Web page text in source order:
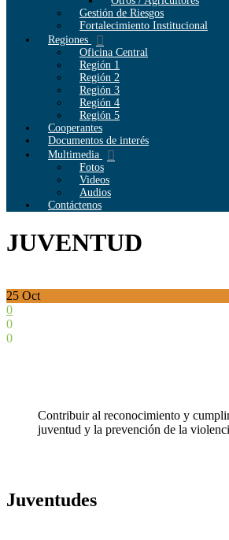
Gestión de Riesgos
Fortalecimiento Institucional
Regiones
Oficina Central
Región 1
Región 2
Región 3
Región 4
Región 5
Cooperantes
Documentos de interés
Multimedia
Fotos
Videos
Audios
Contáctenos
JUVENTUD
25 Oct
0
0
0
Contribuir al reconocimiento y
juventud y la prevención de la
Juventudes